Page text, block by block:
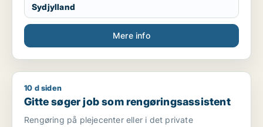
Sydjylland
Mere info
Gitte søger job som rengøringsassistent
10 d siden
Gitte søger job som rengøringsassistent
Rengøring på plejecenter eller i det private